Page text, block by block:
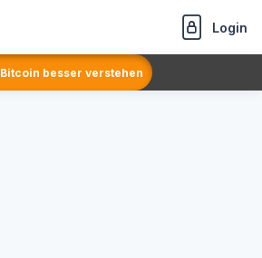
Login
Bitcoin besser verstehen